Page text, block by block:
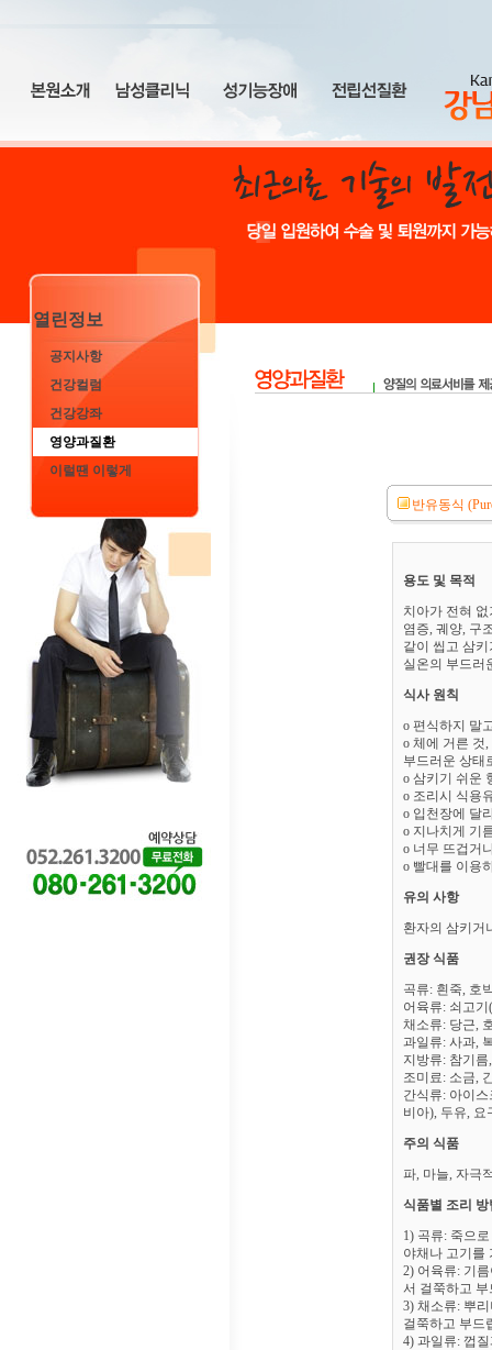
열린정보
공지사항
건강컬럼
건강강좌
영양과질환
이럴땐 이렇게
반유동식
용도 및 목적
치아가 전혀
염증, 궤양, 구
같이 씹고 삼
실온의 부드러
식사 원칙
o 편식하지 말
o 체에 거른 것
부드러운 상태
o 삼키기 쉬운
o 조리시 식용
o 입천장에 달
o 지나치게 기
o 너무 뜨겁거
o 빨대를 이용
유의 사항
환자의 삼키거
권장 식품
곡류: 흰죽, 호
어육류: 쇠고
채소류: 당근,
과일류: 사과,
지방류: 참기
조미료: 소금,
간식류: 아이
비아), 두유, 요
주의 식품
파, 마늘, 자극
식품별 조리 방
1) 곡류: 죽으
야채나 고기를
2) 어육류: 기
서 걸쭉하고
3) 채소류: 뿌
걸쭉하고 부드
4) 과일류: 껍